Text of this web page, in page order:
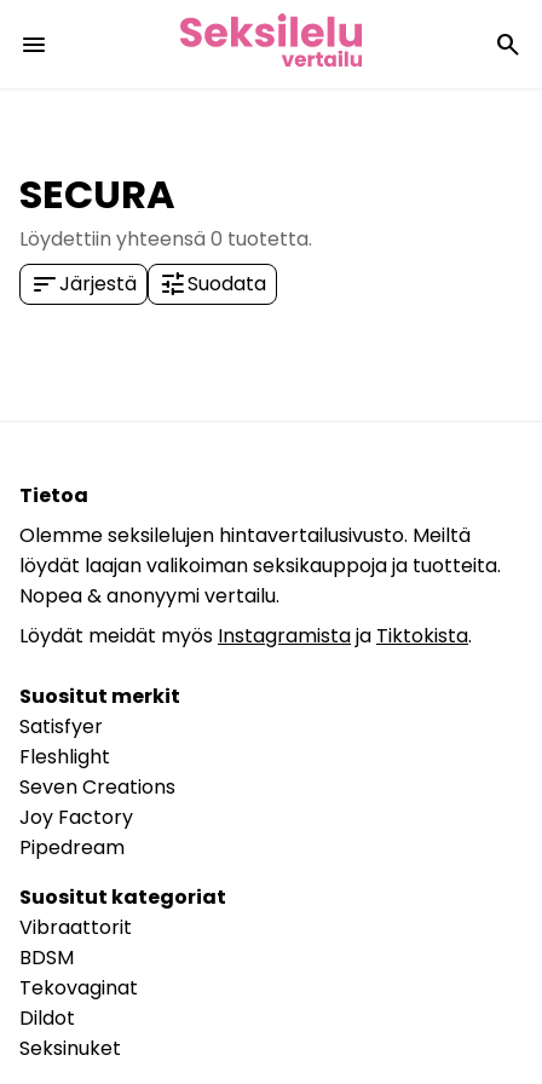
menu search
SECURA
Löydettiin yhteensä 0 tuotetta.
sortJärjestä tuneSuodata
Tietoa
Olemme seksilelujen hintavertailusivusto. Meiltä
löydät laajan valikoiman seksikauppoja ja tuotteita.
Nopea & anonyymi vertailu.
Löydät meidät myös Instagramistaja Tiktokista.
Suositut merkit
Satisfyer
Fleshlight
Seven Creations
Joy Factory
Pipedream
Suositut kategoriat
Vibraattorit
BDSM
Tekovaginat
Dildot
Seksinuket